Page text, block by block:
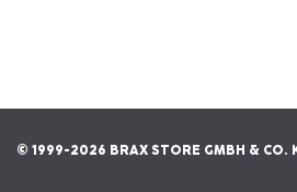
© 1999-2026 BRAX STORE GMBH & CO.